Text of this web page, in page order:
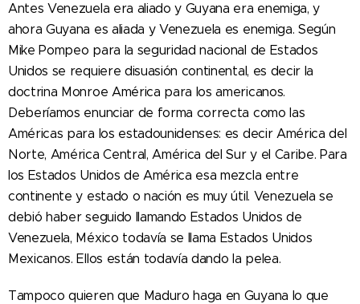
Antes Venezuela era aliado y Guyana era enemiga, y
ahora Guyana es aliada y Venezuela es enemiga. Según
Mike Pompeo para la seguridad nacional de Estados
Unidos se requiere disuasión continental, es decir la
doctrina Monroe América para los americanos.
Deberíamos enunciar de forma correcta como las
Américas para los estadounidenses: es decir América del
Norte, América Central, América del Sur y el Caribe. Para
los Estados Unidos de América esa mezcla entre
continente y estado o nación es muy útil. Venezuela se
debió haber seguido llamando Estados Unidos de
Venezuela, México todavía se llama Estados Unidos
Mexicanos. Ellos están todavía dando la pelea.
Tampoco quieren que Maduro haga en Guyana lo que